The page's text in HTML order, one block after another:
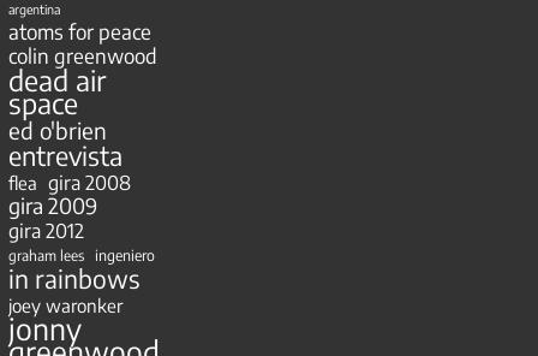
argentina
atoms for peace
colin greenwood
dead air
space
ed o'brien
entrevista
flea gira 2008
gira 2009
gira 2012
graham lees ingeniero
in rainbows
joey waronker
jonny